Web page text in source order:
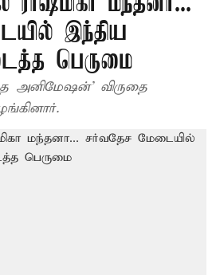
இந்திய
பெருமை
அனிமேஷன்' விருதை